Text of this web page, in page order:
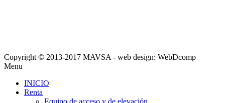
Copyright © 2013-2017 MAVSA - web design: WebDcomp
Menu
INICIO
Renta